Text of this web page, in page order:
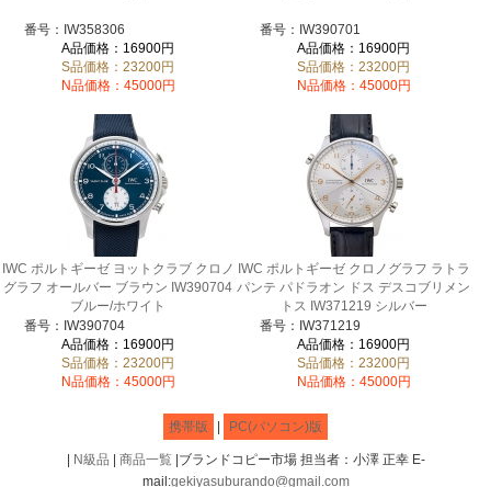
番号：IW358306
A品価格：16900円
S品価格：23200円
N品価格：45000円
番号：IW390701
A品価格：16900円
S品価格：23200円
N品価格：45000円
IWC ポルトギーゼ ヨットクラブ クロノ
グラフ オールバー ブラウン IW390704
ブルー/ホワイト
番号：IW390704
A品価格：16900円
S品価格：23200円
N品価格：45000円
IWC ポルトギーゼ クロノグラフ ラトラ
パンテ パドラオン ドス デスコブリメン
トス IW371219 シルバー
番号：IW371219
A品価格：16900円
S品価格：23200円
N品価格：45000円
携帯版 PC(パソコン)版
N級品 商品一覧|ブランドコピー市場 担当者：小澤 正幸 E-
mail:gekiyasuburando@gmail.com